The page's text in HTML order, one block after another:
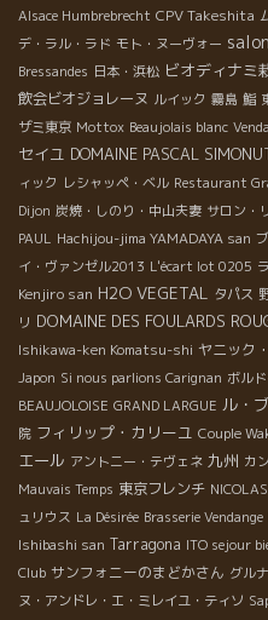
Alsace Humbrebrecht CPV Takeshita
デ・ラル・ラド モト・ヌーヴォー
Bressandes 日本・浜松 ビオディナミ
飲会ビオジョレーヌ ルイック 霧島 鮨
ザミ東京 Mottox Beaujolais blanc
セイユ DOMAINE PASCAL
ィック レシャッペ・ベル Restaurant
Dijon 炭焼・しのり・中山夫妻 サロン・
PAUL Hachijou-jima YAMADAYA san
イ・ヴァンゼル2013 L'écart lot 0205
Kenjiro san H2O VEGETAL タパス
リ DOMAINE DES FOULARDS
Ishikawa-ken Komatsu-shi ヤニック
Japon Si nous parlions Carignan ボル
BEAUJOLOISE GRAND LARGUE ル・
院 フィリップ・カリーユ Couple
エール アントニー・テヴェネ 九州 カ
Mauvais Temps 東京フレンチ
ュリウス La Désirée Brasserie Vendange
Ishibashi san Tarragona ITO sejour
Club サンフォニーのまどかさん グル
ヌ・アンドレ・エ・ミレイユ・ティソ